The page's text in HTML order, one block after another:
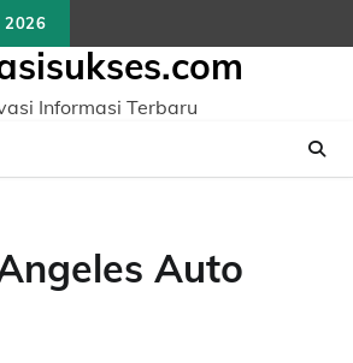
2026
Informasi Terbaru
Auto